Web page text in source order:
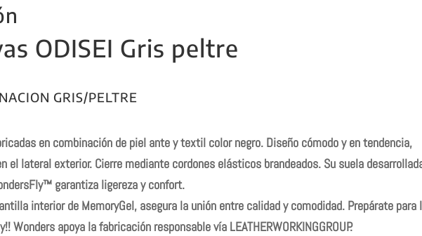
ODISEI Gris peltre
GRIS/PELTRE
en combinación de piel ante y textil color negro. Diseño cómodo y en tendencia,
el lateral exterior. Cierre mediante cordones elásticos brandeados. Su suela
garantiza ligereza y confort.
interior de MemoryGel, asegura la unión entre calidad y comodidad. Prepárate para
Wonders apoya la fabricación responsable vía LEATHERWORKINGGROUP.